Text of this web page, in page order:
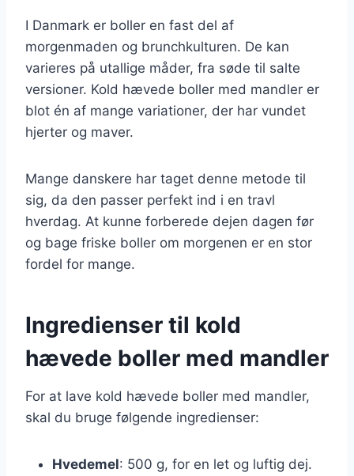
I Danmark er boller en fast del af
morgenmaden og brunchkulturen. De kan
varieres på utallige måder, fra søde til salte
versioner. Kold hævede boller med mandler er
blot én af mange variationer, der har vundet
hjerter og maver.
Mange danskere har taget denne metode til
sig, da den passer perfekt ind i en travl
hverdag. At kunne forberede dejen dagen før
og bage friske boller om morgenen er en stor
fordel for mange.
Ingredienser til kold
hævede boller med mandler
For at lave kold hævede boller med mandler,
skal du bruge følgende ingredienser:
Hvedemel: 500 g, for en let og luftig dej.